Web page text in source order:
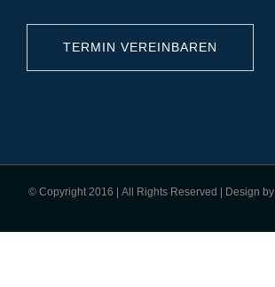
TERMIN VEREINBAREN
© Copyright 2016 | All Rights Reserved | Design by